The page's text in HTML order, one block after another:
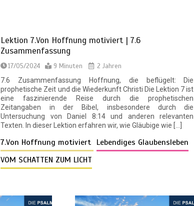
Lektion 7.Von Hoffnung motiviert | 7.6
Zusammenfassung
17/05/2024 9 Minuten
2 Jahren
7.6 Zusammenfassung Hoffnung, die beflügelt: Die
prophetische Zeit und die Wiederkunft Christi Die Lektion 7 ist
eine faszinierende Reise durch die prophetischen
Zeitangaben in der Bibel, insbesondere durch die
Untersuchung von Daniel 8:14 und anderen relevanten
Texten. In dieser Lektion erfahren wir, wie Gläubige wie […]
7.Von Hoffnung motiviert Lebendiges Glaubensleben
VOM SCHATTEN ZUM LICHT